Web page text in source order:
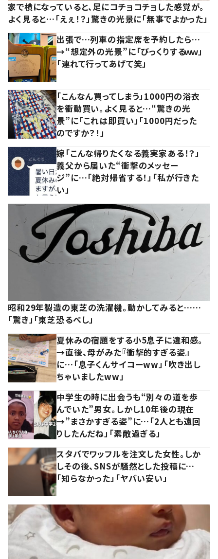
家で横になっていると、足にコチョコチョした感覚が。
よく見ると…「えぇ！？」驚きの光景に「無事でよかった」
出張で…列車の指定席を予約したら…
→“想定外の光景”に「びっくりするｗｗ」
「連れて行ってあげて笑」
「こんなん買ってしまう」1000円の浴衣
を衝動買い。よく見ると…“驚きの光
景”に「これは即買い」「1000円だった
のですか？！」
嫁「こんな帰りたくなる義実家ある！？」
義父から届いた“衝撃のメッセー
ジ”に…「絶対帰省する！」「私が行きた
い」
昭和29年製造の東芝の洗濯機。動かしてみると……
「驚き」「東芝恐るべし」
夏休みの宿題をする小5息子に違和感。
→直後、母がみた『衝撃的すぎる姿』
に…「息子くんサイコーww」「吹き出し
ちゃいましたww」
中学生の時に出会うも“別々の道を歩
んでいた”男女。しかし10年後の現在
→”まさかすぎる姿”に…「2人とも遠回
りしたんだね」「素敵過ぎる」
スタバでワッフルを注文した女性。しか
しその後、SNSが騒然とした投稿に…
「知らなかった」「ヤバい安い」